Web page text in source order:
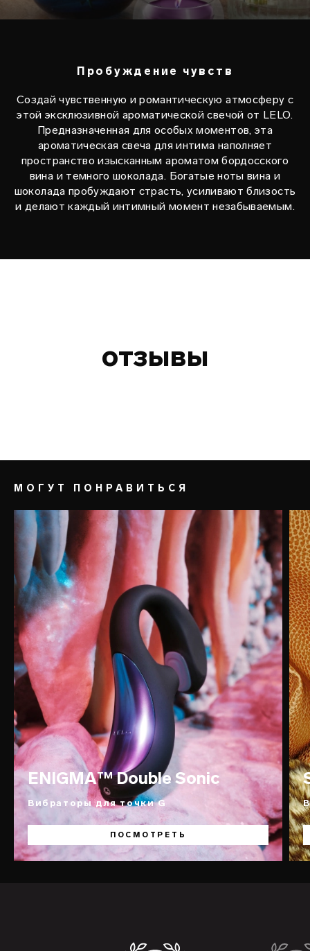
Пробуждение чувств
Создай чувственную и романтическую атмосферу с
этой эксклюзивной ароматической свечой от LELO.
Предназначенная для особых моментов, эта
ароматическая свеча для интима наполняет
пространство изысканным ароматом бордосского
вина и темного шоколада. Богатые ноты вина и
шоколада пробуждают страсть, усиливают близость
и делают каждый интимный момент незабываемым.
отзывы
МОГУТ ПОНРАВИТЬСЯ
ENIGMA™ Double Sonic
Вибраторы для точки G
ПОСМОТРЕТЬ